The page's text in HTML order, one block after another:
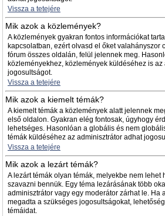
Vissza a tetejére
Mik azok a közlemények?
A közlemények gyakran fontos információkat
kapcsolatban, ezért olvasd el őket valahányszor
fórum összes oldalán, felül jelennek meg.
közleményekhez, közlemények küldéséhez is
jogosultságot.
Vissza a tetejére
Mik azok a kiemelt témák?
A kiemelt témák a közlemények alatt jelennek
első oldalon. Gyakran elég fontosak, úgyhogy
lehetséges. Hasonlóan a globális és nem
témák küldéséhez az adminisztrátor adhat
Vissza a tetejére
Mik azok a lezárt témák?
A lezárt témák olyan témák, melyekbe nem lehet
szavazni bennük. Egy téma lezárásának több
adminisztrátor vagy egy moderátor zárhat le. Ha
megadta a szükséges jogosultságokat,
témáidat.